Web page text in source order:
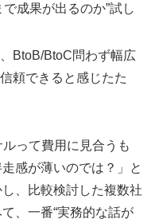
成果が出るのか”試し
BtoB/BtoC問わず幅広
頼できると感じたた
って費用に見合うも
感が薄いのでは？」と
、比較検討した複数社
、一番“実務的な話が